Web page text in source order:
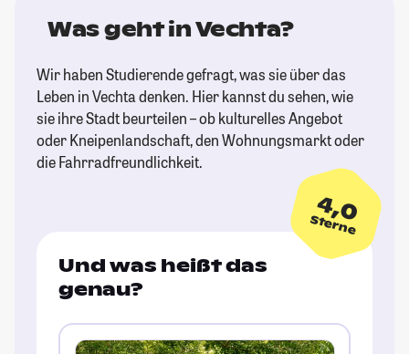
Was geht in Vechta?
Wir haben Studierende gefragt, was sie über das
Leben in Vechta denken. Hier kannst du sehen, wie
sie ihre Stadt beurteilen – ob kulturelles Angebot
oder Kneipenlandschaft, den Wohnungsmarkt oder
die Fahrradfreundlichkeit.
4,0
Sterne
Und was heißt das
genau?